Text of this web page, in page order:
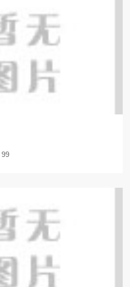
99